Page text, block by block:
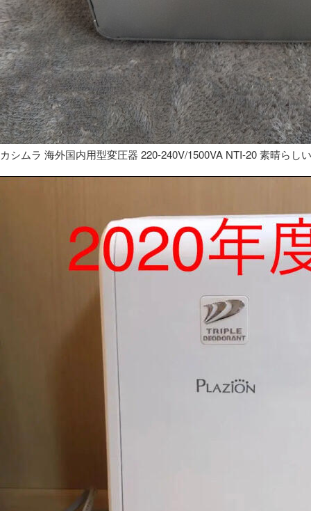
カシムラ 海外国内用型変圧器 220-240V/1500VA NTI-20 素晴らし